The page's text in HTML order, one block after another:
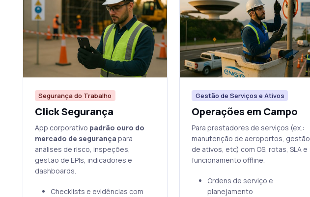
Segurança do Trabalho
Click Segurança
App corporativo padrão ouro do
mercado de segurança para
análises de risco, inspeções,
gestão de EPIs, indicadores e
dashboards.
Checklists e evidências com
Gestão de Serviços e Ativos
Operações em Campo
Para prestadores de serviços (ex.:
manutenção de aeroportos, gestão
de ativos, etc) com OS, rotas, SLA e
funcionamento offline.
Ordens de serviço e
planejamento